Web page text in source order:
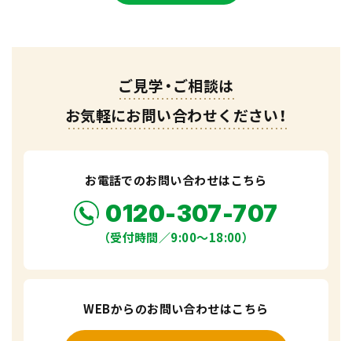
ご見学・ご相談は
お気軽にお問い合わせください！
お電話でのお問い合わせはこちら
0120-307-707
（受付時間／9:00〜18:00）
WEBからのお問い合わせはこちら